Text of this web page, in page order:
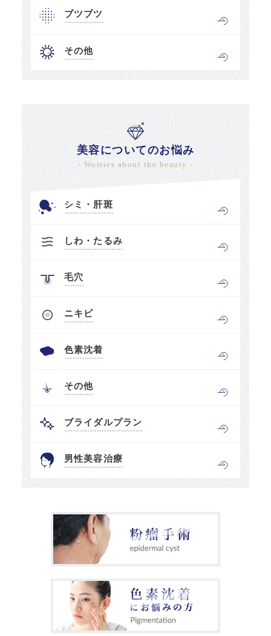
ブツブツ
その他
美容についてのお悩み
- Worries about the beauty -
シミ・肝斑
しわ・たるみ
毛穴
ニキビ
色素沈着
その他
ブライダルプラン
男性美容治療